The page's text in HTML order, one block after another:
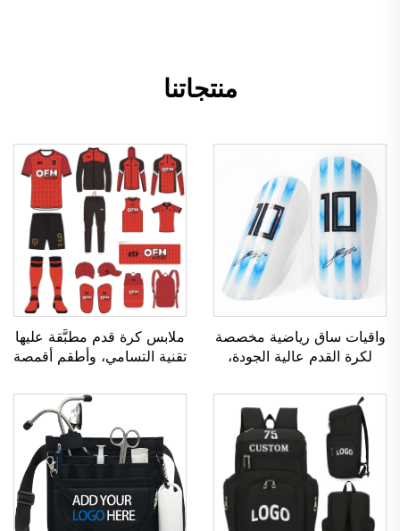
منتجاتنا
واقيات ساق رياضية مخصصة
لكرة القدم عالية الجودة،
القدم، وواقيات للساقين،
وواقيات للساق (شين غارد)
لرياضة كرة القدم والكرة
المستديرة
ملابس كرة قدم مطبَّقة عليها
تقنية التسامي، وأطقم أقمصة
أثناء التدريب، وملابس رياضية
مخصصة لكرة القدم، وزي
فريق كرة القدم